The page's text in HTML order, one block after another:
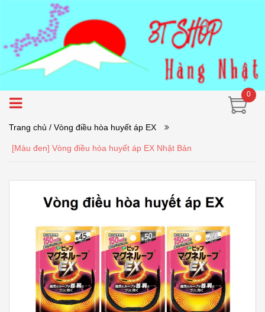
0
Trang chủ / Vòng điều hòa huyết áp EX
[Màu đen] Vòng điều hòa huyết áp EX Nhật Bản